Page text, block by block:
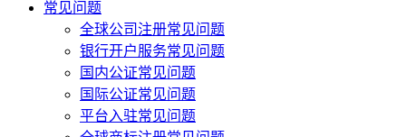
常见问题
全球公司注册常见问题
银行开户服务常见问题
国内公证常见问题
国际公证常见问题
平台入驻常见问题